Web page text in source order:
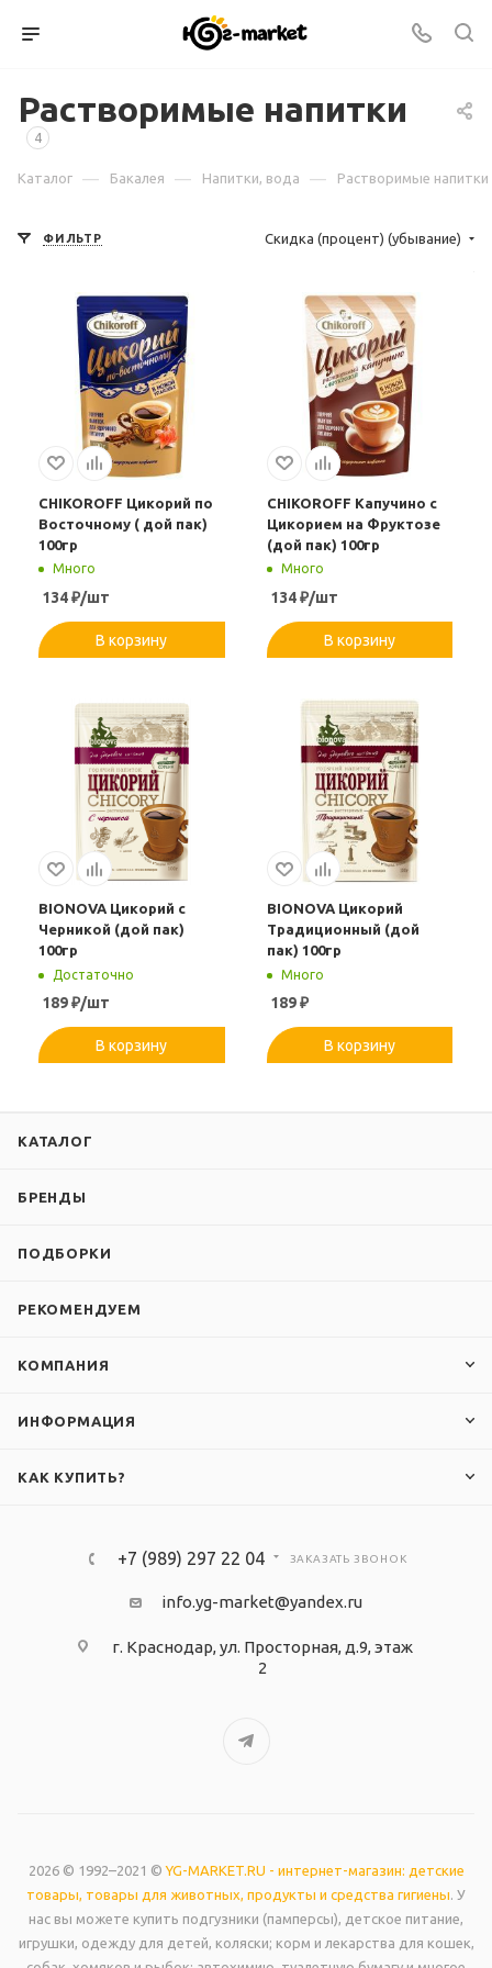
Растворимые напитки
4
Каталог — Бакалея — Напитки, вода — Растворимые напитки
ФИЛЬТР Скидка (процент) (убывание)
CHIKOROFF Цикорий по
Восточному ( дой пак)
100гр
Много
134₽/шт
В корзину
CHIKOROFF Капучино с
Цикорием на Фруктозе
(дой пак) 100гр
Много
134₽/шт
В корзину
BIONOVA Цикорий с
Черникой (дой пак)
100гр
Достаточно
189₽/шт
В корзину
BIONOVA Цикорий
Традиционный (дой
пак) 100гр
Много
189₽
В корзину
КАТАЛОГ
БРЕНДЫ
ПОДБОРКИ
РЕКОМЕНДУЕМ
КОМПАНИЯ
ИНФОРМАЦИЯ
КАК КУПИТЬ?
+7 (989) 297 22 04 ЗАКАЗАТЬ ЗВОНОК
info.yg-market@yandex.ru
г. Краснодар, ул. Просторная, д.9, этаж
2
2026 © 1992–2021 ©YG-MARKET.RU - интернет-магазин: детские
товары, товары для животных, продукты и средства гигиены. У
нас вы можете купить подгузники (памперсы), детское питание,
игрушки, одежду для детей, коляски; корм и лекарства для кошек,